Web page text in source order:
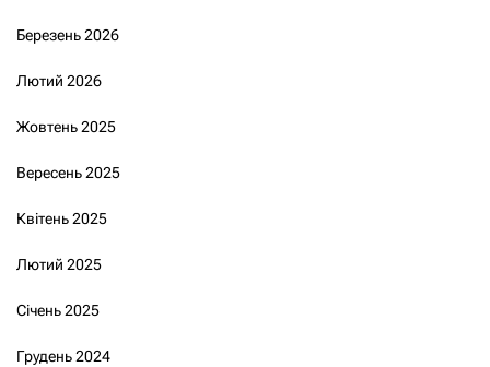
Березень 2026
Лютий 2026
Жовтень 2025
Вересень 2025
Квітень 2025
Лютий 2025
Січень 2025
Грудень 2024